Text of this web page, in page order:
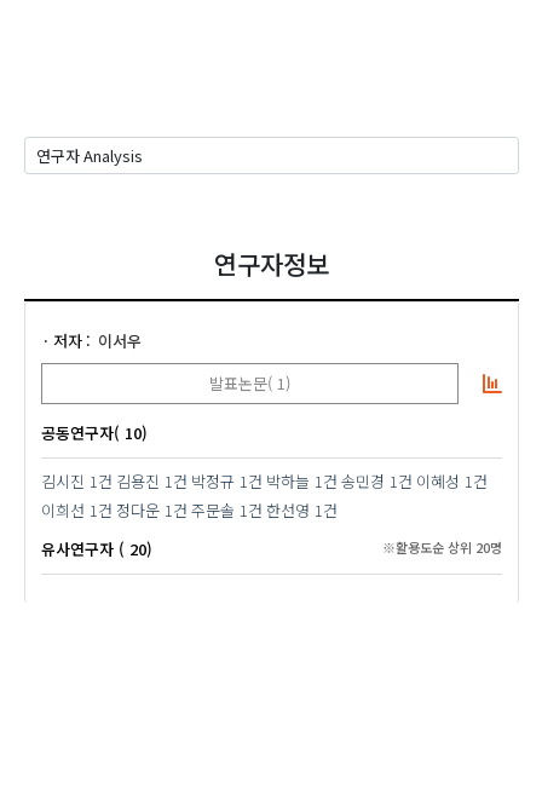
연구자정보
저자
이서우
발표논문( 1)
공동연구자( 10)
김시진 1건 김용진 1건 박정규 1건 박하늘 1건 송민경 1건 이혜성 1건
이희선 1건 정다운 1건 주문솔 1건 한선영 1건
유사연구자 ( 20)
※활용도순 상위 20명